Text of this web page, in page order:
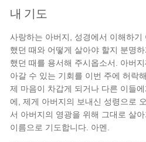
내 기도
사랑하는 아버지, 성경에서 이해하
했던 때와 어떻게 살아야 할지 분명
했던 때를 용서해 주시옵소서. 아버
아갈 수 있는 기회를 이번 주에 허락
제 마음이 차갑게 되거나 다른 이들
에, 제게 아버지의 보내신 성령으로
서 아버지의 영광을 위해 그대로 살
이름으로 기도합니다. 아멘.